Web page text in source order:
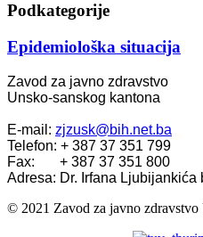
Podkategorije
Epidemiološka situacija
Zavod za javno zdravstvo
Unsko-sanskog kantona
E-mail: zjzusk@bih.net.ba
Telefon: + 387 37 351 799
Fax: + 387 37 351 800
Adresa: Dr. Irfana Ljubijankića
© 2021 Zavod za javno zdravstvo